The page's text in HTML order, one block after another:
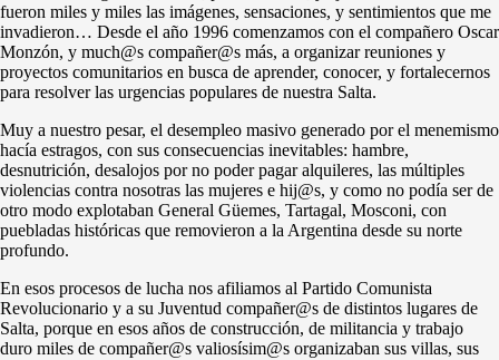
fueron miles y miles las imágenes, sensaciones, y sentimientos que me
invadieron… Desde el año 1996 comenzamos con el compañero Oscar
Monzón, y much@s compañer@s más, a organizar reuniones y
proyectos comunitarios en busca de aprender, conocer, y fortalecernos
para resolver las urgencias populares de nuestra Salta.
Muy a nuestro pesar, el desempleo masivo generado por el menemismo
hacía estragos, con sus consecuencias inevitables: hambre,
desnutrición, desalojos por no poder pagar alquileres, las múltiples
violencias contra nosotras las mujeres e hij@s, y como no podía ser de
otro modo explotaban General Güemes, Tartagal, Mosconi, con
puebladas históricas que removieron a la Argentina desde su norte
profundo.
En esos procesos de lucha nos afiliamos al Partido Comunista
Revolucionario y a su Juventud compañer@s de distintos lugares de
Salta, porque en esos años de construcción, de militancia y trabajo
duro miles de compañer@s valiosísim@s organizaban sus villas, sus